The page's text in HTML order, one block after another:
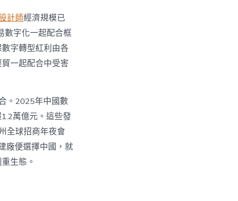
計師經濟規模已
數字化一起配合框
字轉型紅利由各
一起配合中受害
。2025年中國數
萬億元。這些發
全球招商年夜會
廠便選擇中國，就
生態。